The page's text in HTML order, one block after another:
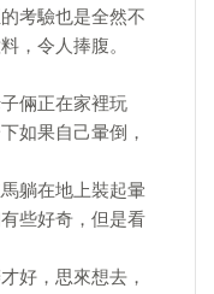
考驗也是全然不
，令人捧腹。
倆正在家裡玩
如果自己暈倒，
躺在地上裝起暈
些好奇，但是看
好，思來想去，